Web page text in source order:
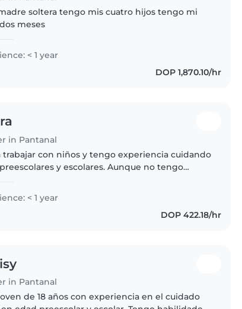
soltera tengo mis cuatro hijos tengo mi
meses
< 1 year
DOP 1,870.10/hr
in Pantanal
trabajar con niños y tengo experiencia cuidando
y escolares. Aunque no tengo
< 1 year
DOP 422.18/hr
in Pantanal
de 18 años con experiencia en el cuidado